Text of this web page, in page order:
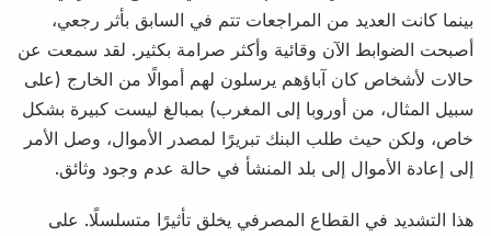
بينما كانت العديد من المراجعات تتم في السابق بأثر رجعي،
أصبحت الضوابط الآن وقائية وأكثر صرامة بكثير. لقد سمعت عن
حالات لأشخاص كان آباؤهم يرسلون لهم أموالًا من الخارج (على
سبيل المثال، من أوروبا إلى المغرب) بمبالغ ليست كبيرة بشكل
خاص، ولكن حيث طلب البنك تبريرًا لمصدر الأموال، وصل الأمر
إلى إعادة الأموال إلى بلد المنشأ في حالة عدم وجود وثائق.
هذا التشديد في القطاع المصرفي يخلق تأثيرًا متسلسلًا. على